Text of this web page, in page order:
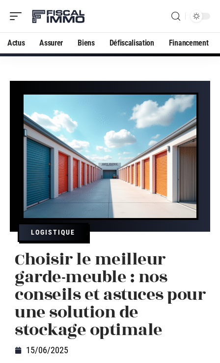
Actus Assurer Biens Défiscalisation Financement
LOGISTIQUE
Choisir le meilleur
garde-meuble : nos
conseils et astuces pour
une solution de
stockage optimale
15/06/2025